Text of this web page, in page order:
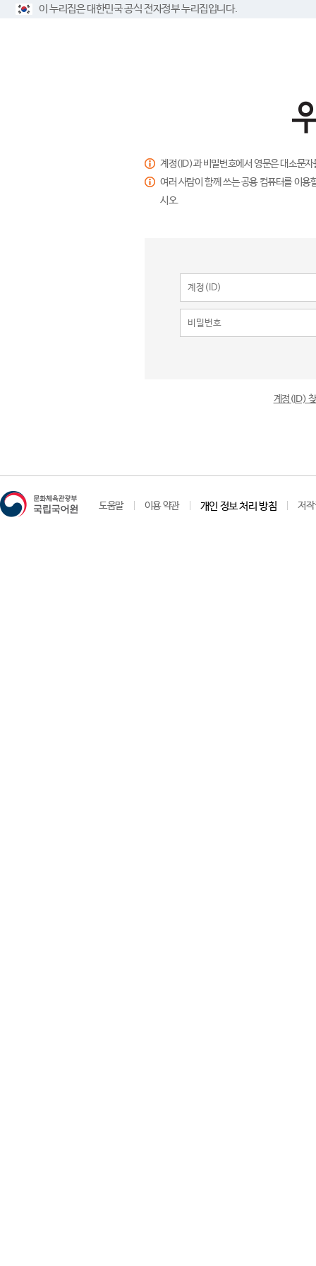
이 누리집은 대한민국 공식 전자정부 누리집입니다.
계정(ID)과 비밀번호에서 영문은 대소문
여러 사람이 함께 쓰는 공용 컴퓨터를 이
시오.
계정(ID)
도움말 이용 약관 개인 정보 처리 방침 저